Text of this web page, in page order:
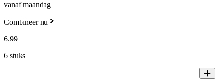
vanaf maandag
Combineer nu
6.99
6 stuks